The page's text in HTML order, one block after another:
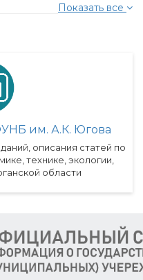
Показать все
им. А.К. Югова
описания статей по
технике, экологии,
области